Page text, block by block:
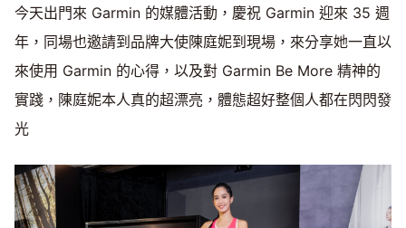
今天出門來 Garmin 的媒體活動，慶祝 Garmin 迎來 35 週
年，同場也邀請到品牌大使陳庭妮到現場，來分享她一直以
來使用 Garmin 的心得，以及對 Garmin Be More 精神的
實踐，陳庭妮本人真的超漂亮，體態超好整個人都在閃閃發
光